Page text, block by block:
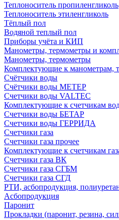
Теплоноситель пропиленгликоль
Теплоноситель этиленгликоль
Тёплый пол
Водяной теплый пол
Приборы учёта и КИП
Манометры, термометры и
Манометры, термометры
Комплектующие к манометрам,
Счётчики воды
Счётчики воды МЕТЕР
Счетчики воды VALTEC
Комплектующие к счетчикам
Счетчики воды БЕТАР
Счетчики воды ГЕРРИДА
Счетчики газа
Счетчики газа прочее
Комплектующие к счетчикам
Счетчики газа ВК
Счетчики газа СГБМ
Счетчики газа СГД
РТИ, асбопродукция,
Асбопродукция
Паронит
Прокладки (паронит, резина,